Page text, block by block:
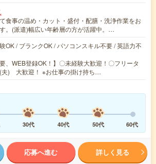
食事の温め・カット・盛付・配膳・洗浄作業をお
。(派遣)幅広い年齢層の方が活躍中。…
OK / ブランクOK / パソコンスキル不要 / 英語力不
要、WEB登録OK！】〇未経験大歓迎！〇フリータ
夫) 大歓迎！ ※お仕事の掛け持ち…
30代 40代 50代 60代
応募へ進む 詳しく見る